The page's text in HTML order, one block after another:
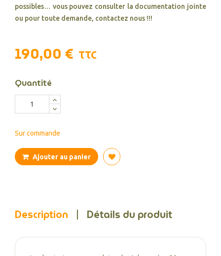
possibles… vous pouvez consulter la documentation jointe
ou pour toute demande, contactez nous !!!
190,00 € TTC
Quantité
Sur commande
Ajouter au panier
Description Détails du produit